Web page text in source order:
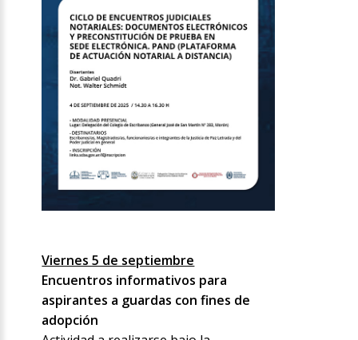
Viernes 5 de septiembre
Encuentros informativos para
aspirantes a guardas con fines de
adopción